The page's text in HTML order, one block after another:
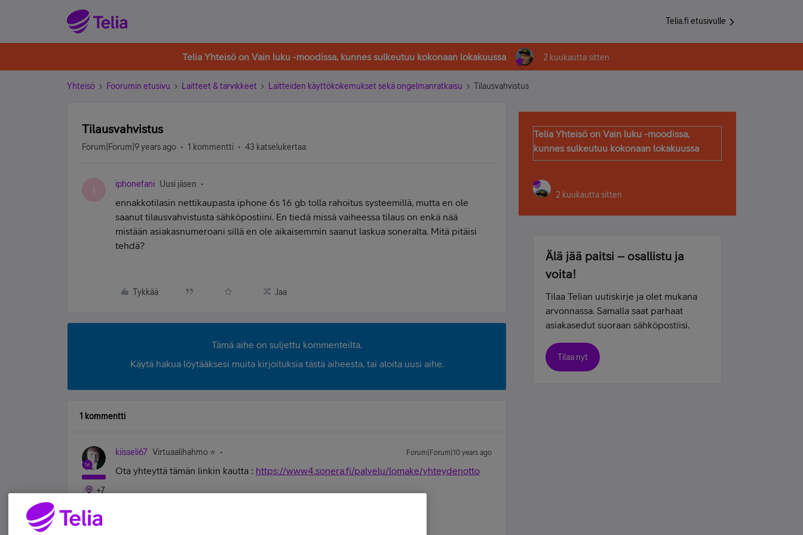
Telia.fi etusivulle
Telia Yhteisö on Vain luku -moodissa, kunnes sulkeutuu kokonaan lokakuussa 2 kuukautta sitten
Yhteisö Foorumin etusivu Laitteet & tarvikkeet Laitteiden käyttökokemukset sekä ongelmanratkaisu Tilausvahvistus
Tilausvahvistus
Forum|Forum|9 years ago 1 kommentti 43 katselukertaa
I iphonefani Uusi jäsen
ennakkotilasin nettikaupasta iphone 6s 16 gb tolla rahoitus systeemillä, mutta en ole
saanut tilausvahvistusta sähköpostiini. En tiedä missä vaiheessa tilaus on enkä nää
mistään asiakasnumeroani sillä en ole aikaisemmin saanut laskua soneralta. Mitä pitäisi
tehdä?
Tykkää Jaa
Tämä aihe on suljettu kommenteilta.
Käytä hakua löytääksesi muita kirjoituksia tästä aiheesta, tai aloita uusi aihe.
1 kommentti
+7
kiisseli67 Virtuaalihahmo ⭐️ Forum|Forum|10 years ago
Ota yhteyttä tämän linkin kautta : https://www4.sonera.fi/palvelu/lomake/yhteydenotto
Telia Yhteisö on Vain luku -moodissa,
kunnes sulkeutuu kokonaan lokakuussa
2 kuukautta sitten
Älä jää paitsi – osallistu ja
voita!
Tilaa Telian uutiskirje ja olet mukana
arvonnassa. Samalla saat parhaat
asiakasedut suoraan sähköpostiisi.
Tilaa nyt